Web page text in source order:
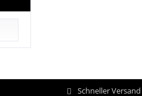
Schneller